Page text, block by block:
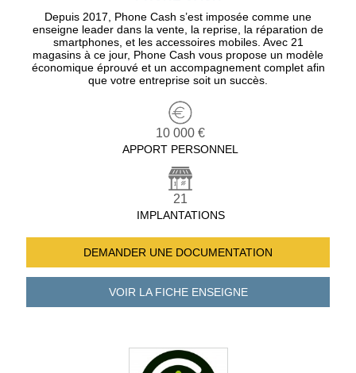
Depuis 2017, Phone Cash s’est imposée comme une
enseigne leader dans la vente, la reprise, la réparation de
smartphones, et les accessoires mobiles. Avec 21
magasins à ce jour, Phone Cash vous propose un modèle
économique éprouvé et un accompagnement complet afin
que votre entreprise soit un succès.
10 000 €
APPORT PERSONNEL
21
IMPLANTATIONS
DEMANDER UNE DOCUMENTATION
VOIR LA FICHEENSEIGNE